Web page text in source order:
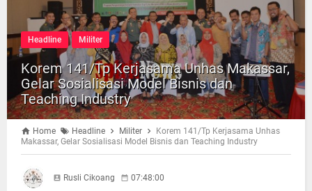
Headline Militer
Korem 141/Tp Kerjasama Unhas Makassar,
Gelar Sosialisasi Model Bisnis dan
Teaching Industry
Home Headline Militer
Korem 141/Tp Kerjasama Unhas
Makassar, Gelar Sosialisasi Model Bisnis dan Teaching Industry
Rusli Cikoang 07:48:00